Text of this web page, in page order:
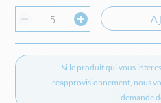
Si le produit qui vous
réapprovisionnement, nous
demande
the
beginning
of
the
images